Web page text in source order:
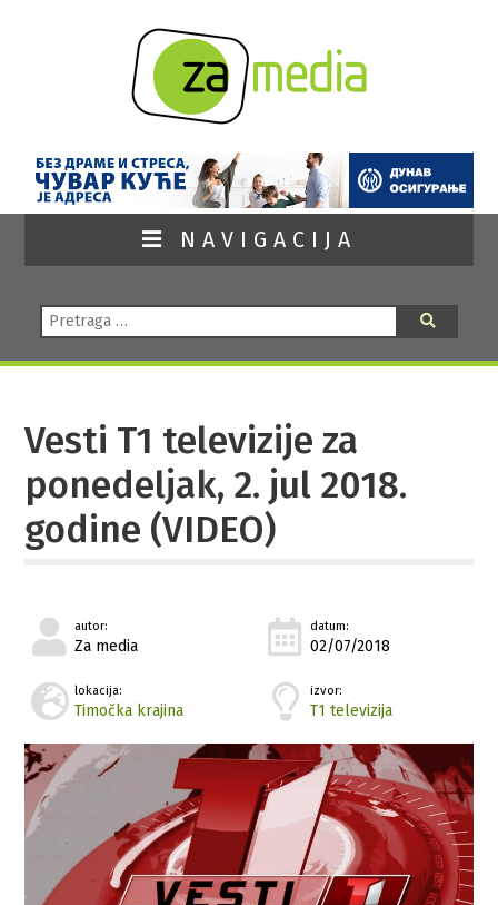
NAVIGACIJA
Pretraga:
Vesti T1 televizije za
ponedeljak, 2. jul 2018.
godine (VIDEO)
autor:
Za media
datum:
02/07/2018
lokacija:
Timočka krajina
izvor:
T1 televizija